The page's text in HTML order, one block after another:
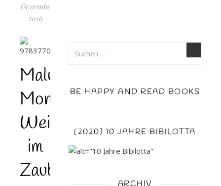
Dezember
2016
Maluna
Mondschein
Weihnachtswirbel
im
Zauberwald
BE HAPPY AND READ BOOKS
[2020] 10 JAHRE BIBILOTTA
ARCHIV